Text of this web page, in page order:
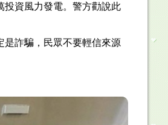
投資風力發電。警方勸說此
是詐騙，民眾不要輕信來源